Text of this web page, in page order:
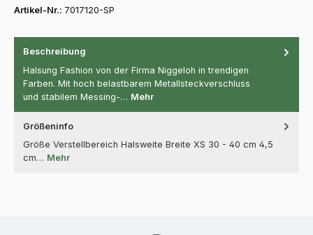
Artikel-Nr.: 7017120-SP
Beschreibung
Halsung Fashion von der Firma Niggeloh in trendigen
Farben. Mit hoch belastbarem Metallsteckverschluss
und stabilem Messing-… Mehr
Größeninfo
Größe Verstellbereich Halsweite Breite XS 30 - 40 cm 4,5
cm… Mehr